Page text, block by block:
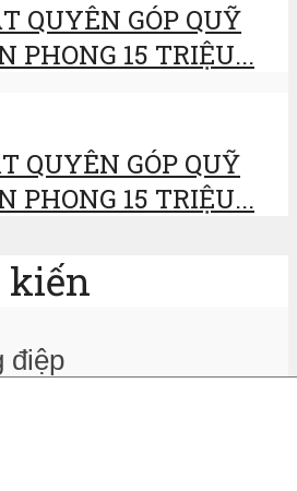
QUYÊN GÓP QUỸ
PHONG 15 TRIỆU...
QUYÊN GÓP QUỸ
PHONG 15 TRIỆU...
kiến
điệp